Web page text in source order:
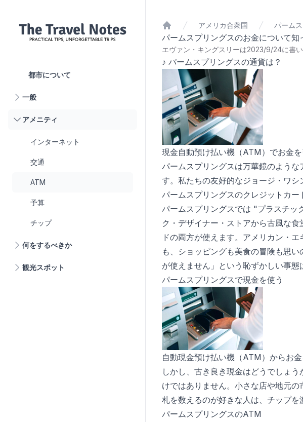
都市について
一般
アメニティ
インターネット
交通
ATM
予算
チップ
何をするべきか
観光スポット
ホーム
アメリカ合衆国 パーム
パームスプリングスのお金について知
エヴァン・キングスリーは2023/9/24に書
♪ パームスプリングスの通貨は？
現金自動預け払い機（ATM）でお金
パームスプリングスは万華鏡のよう
す。私たちの友好的なジョージ・ワ
パームスプリングスのクレジットカー
パームスプリングスでは "プラスチッ
ク・デザイナー・ストアから古風な
ドの両方が使えます。アメリカン・
も、ショッピングも美食の冒険も思
が使えません」という恥ずかしい事態
パームスプリングスで現金を使う
自動現金預け払い機（ATM）からお
しかし、古き良き現金はどうでしょ
けではありません。小さな店や地元
札を数えるのが好きな人は、チップを
パームスプリングスのATM